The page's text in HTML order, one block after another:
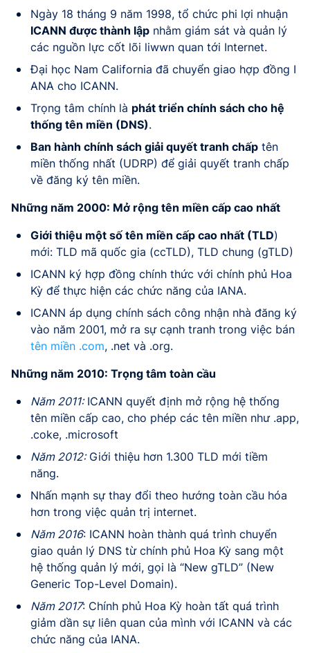
Ngày 18 tháng 9 năm 1998, tổ chức phi lợi nhuận
ICANN được thành lập nhằm giám sát và quản lý
các nguồn lực cốt lõi liwwn quan tới Internet.
Đại học Nam California đã chuyển giao hợp đồng I
ANA cho ICANN.
Trọng tâm chính là phát triển chính sách cho hệ
thống tên miền (DNS).
Ban hành chính sách giải quyết tranh chấp tên
miền thống nhất (UDRP) để giải quyết tranh chấp
về đăng ký tên miền.
Những năm 2000: Mở rộng tên miền cấp cao nhất
Giới thiệu một số tên miền cấp cao nhất (TLD)
mới: TLD mã quốc gia (ccTLD), TLD chung (gTLD)
ICANN ký hợp đồng chính thức với chính phủ Hoa
Kỳ để thực hiện các chức năng của IANA.
ICANN áp dụng chính sách công nhận nhà đăng ký
vào năm 2001, mở ra sự cạnh tranh trong việc bán
tên miền .com, .net và .org.
Những năm 2010: Trọng tâm toàn cầu
Năm 2011:ICANN quyết định mở rộng hệ thống
tên miền cấp cao, cho phép các tên miền như .app,
.coke, .microsoft
Năm 2012:Giới thiệu hơn 1.300 TLD mới tiềm
năng.
Nhấn mạnh sự thay đổi theo hướng toàn cầu hóa
hơn trong việc quản trị internet.
Năm 2016: ICANN hoàn thành quá trình chuyển
giao quản lý DNS từ chính phủ Hoa Kỳ sang một
hệ thống quản lý mới, gọi là “New gTLD” (New
Generic Top-Level Domain).
Năm 2017: Chính phủ Hoa Kỳ hoàn tất quá trình
giảm dần sự liên quan của mình với ICANN và các
chức năng của IANA.